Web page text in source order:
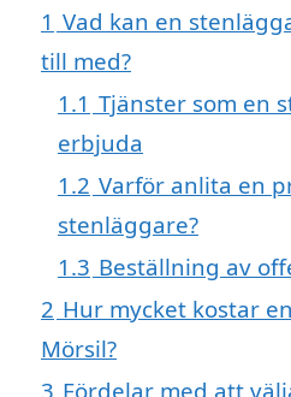
1 Vad kan en
till med?
1.1 Tjänster som en
erbjuda
1.2 Varför anlita en
stenläggare?
1.3 Beställning av
2 Hur mycket kostar
Mörsil?
3 Fördelar med att